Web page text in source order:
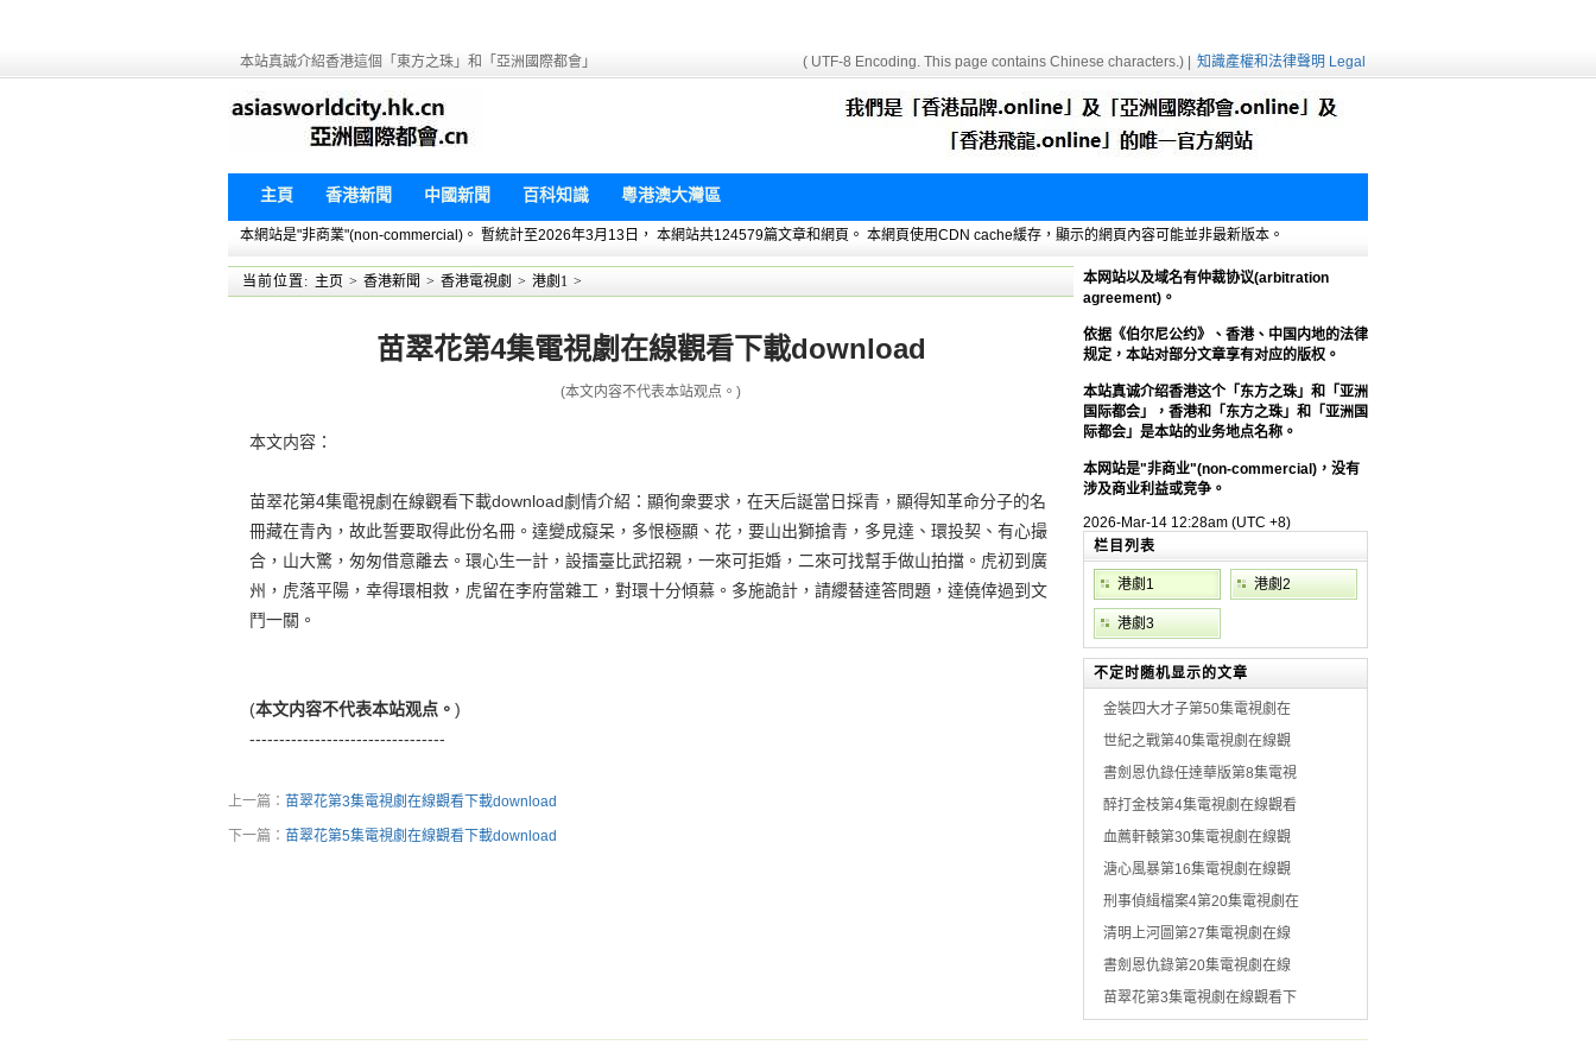
本站真誠介紹香港這個「東方之珠」和「亞洲國際都會」 ( UTF-8 Encoding. This page contains Chinese characters.) | 知識產權和法律聲明 Legal
主頁 香港新聞 中國新聞 百科知識 粵港澳大灣區
本網站是"非商業"(non-commercial)。 暫統計至2026年3月13日， 本網站共124579篇文章和網頁。 本網頁使用CDN cache緩存，顯示的網頁內容可能並非最新版本。
当前位置: 主页 > 香港新聞 > 香港電視劇 > 港劇1 >
苗翠花第4集電視劇在線觀看下載download
(本文内容不代表本站观点。)
本文内容：
苗翠花第4集電視劇在線觀看下載download劇情介紹：顯徇衆要求，在天后誕當日採青，顯得知革命分子的名
冊藏在青內，故此誓要取得此份名冊。達變成癡呆，多恨極顯、花，要山出獅搶青，多見達、環投契、有心撮
合，山大驚，匆匆借意離去。環心生一計，設擂臺比武招親，一來可拒婚，二來可找幫手做山拍擋。虎初到廣
州，虎落平陽，幸得環相救，虎留在李府當雜工，對環十分傾慕。多施詭計，請纓替達答問題，達僥倖過到文
鬥一關。
(本文内容不代表本站观点。 )
---------------------------------
上一篇： 苗翠花第3集電視劇在線觀看下載download
下一篇： 苗翠花第5集電視劇在線觀看下載download
本网站以及域名有仲裁协议(arbitration
agreement)。
依据《伯尔尼公约》、香港、中国内地的法律
规定，本站对部分文章享有对应的版权。
本站真诚介绍香港这个「东方之珠」和「亚洲
国际都会」，香港和「东方之珠」和「亚洲国
际都会」是本站的业务地点名称。
本网站是"非商业"(non-commercial)，没有
涉及商业利益或竞争。
2026-Mar-14 12:28am (UTC +8)
栏目列表
港劇1 港劇2
港劇3
不定时随机显示的文章
金裝四大才子第50集電視劇在
世紀之戰第40集電視劇在線觀
書劍恩仇錄任達華版第8集電視
醉打金枝第4集電視劇在線觀看
血薦軒轅第30集電視劇在線觀
溏心風暴第16集電視劇在線觀
刑事偵緝檔案4第20集電視劇在
清明上河圖第27集電視劇在線
書劍恩仇錄第20集電視劇在線
苗翠花第3集電視劇在線觀看下